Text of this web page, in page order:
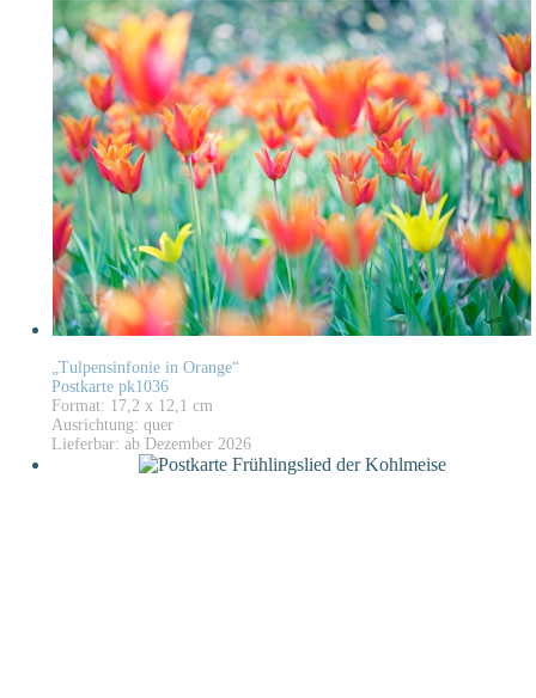
„Tulpensinfonie in Orange“
Postkarte pk1036
Format: 17,2 x 12,1 cm
Ausrichtung: quer
Lieferbar: ab Dezember 2026